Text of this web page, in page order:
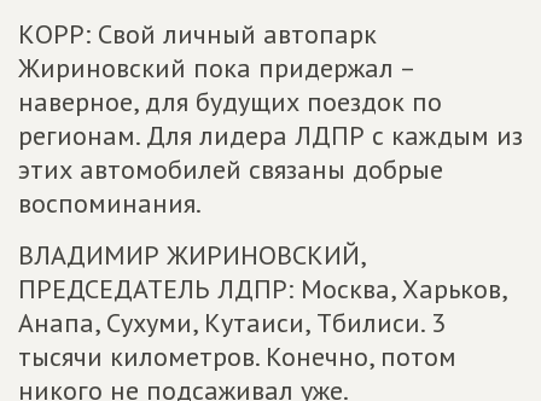
КОРР: Свой личный автопарк
Жириновский пока придержал –
наверное, для будущих поездок по
регионам. Для лидера ЛДПР с каждым из
этих автомобилей связаны добрые
воспоминания.
ВЛАДИМИР ЖИРИНОВСКИЙ,
ПРЕДСЕДАТЕЛЬ ЛДПР: Москва, Харьков,
Анапа, Сухуми, Кутаиси, Тбилиси. 3
тысячи километров. Конечно, потом
никого не подсаживал уже.